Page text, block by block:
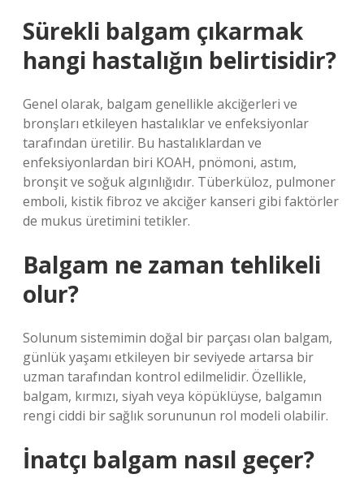
Sürekli balgam çıkarmak
hangi hastalığın belirtisidir?
Genel olarak, balgam genellikle akciğerleri ve
bronşları etkileyen hastalıklar ve enfeksiyonlar
tarafından üretilir. Bu hastalıklardan ve
enfeksiyonlardan biri KOAH, pnömoni, astım,
bronşit ve soğuk algınlığıdır. Tüberküloz, pulmoner
emboli, kistik fibroz ve akciğer kanseri gibi faktörler
de mukus üretimini tetikler.
Balgam ne zaman tehlikeli
olur?
Solunum sistemimin doğal bir parçası olan balgam,
günlük yaşamı etkileyen bir seviyede artarsa ​​bir
uzman tarafından kontrol edilmelidir. Özellikle,
balgam, kırmızı, siyah veya köpüklüyse, balgamın
rengi ciddi bir sağlık sorununun rol modeli olabilir.
İnatçı balgam nasıl geçer?